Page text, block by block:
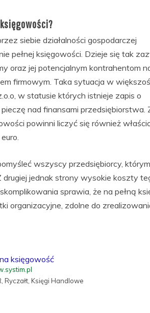
siebie działalności gospodarczej
pełnej księgowości. Dzieje się tak
oraz jej potencjalnym kontrahentom
firmowym. Taka sytuacja w
w statusie których istnieje zapis o
nad finansami przedsiębiorstwa.
powinni liczyć się również
wszyscy przedsiębiorcy,
jednak strony wysokie koszty
sprawia, że na pełną
organizacyjne, zdolne do
księgowość
Ryczałt, Księgi Handlowe